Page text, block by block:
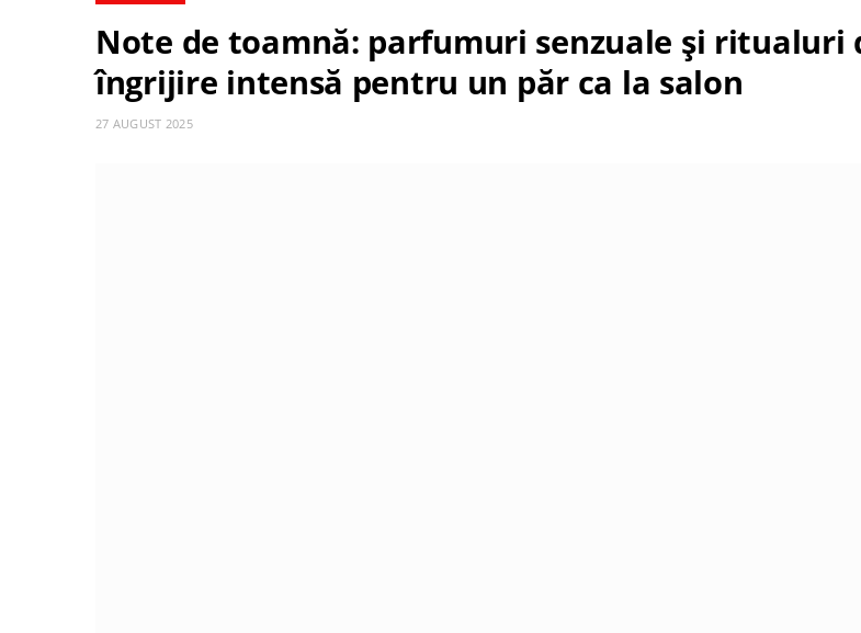
Note de toamnă: parfumuri senzuale și ritualuri
îngrijire intensă pentru un păr ca la salon
27 AUGUST 2025